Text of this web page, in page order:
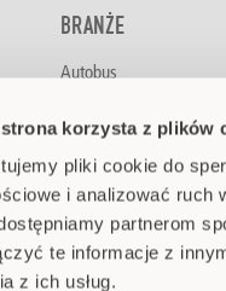
korzysta z plików
pliki cookie do
i analizować
partnerom
te informacje z
z ich usług.
BRANŻE
Autobus
Automotive
Technologia budynków
Intralogistyka
Technika lotnicza
Inżynieria medyczna i
Pojazdy specjalne